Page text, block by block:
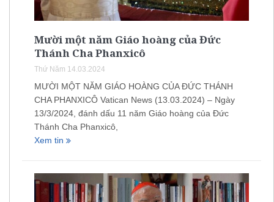
Mười một năm Giáo hoàng của Đức
Thánh Cha Phanxicô
Thứ Năm 14.03.2024
MƯỜI MỘT NĂM GIÁO HOÀNG CỦA ĐỨC THÁNH
CHA PHANXICÔ Vatican News (13.03.2024) – Ngày
13/3/2024, đánh dấu 11 năm Giáo hoàng của Đức
Thánh Cha Phanxicô,
Xem tin